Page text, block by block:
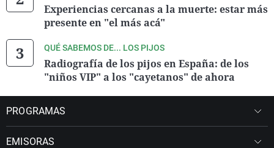
Experiencias cercanas a la muerte: estar más
presente en "el más acá"
QUÉ SABEMOS DE... LOS PIJOS
Radiografía de los pijos en España: de los
"niños VIP" a los "cayetanos" de ahora
PROGRAMAS
EMISORAS